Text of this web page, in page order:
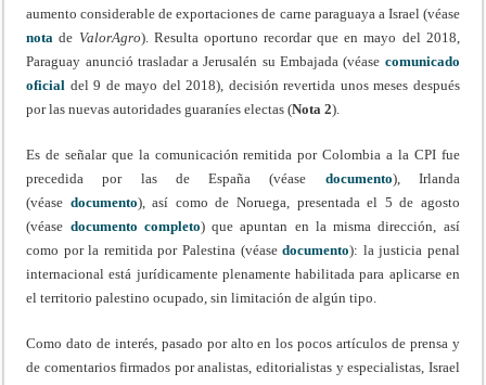
aumento considerable de exportaciones de carne paraguaya a Israel (véase
nota de ValorAgro). Resulta oportuno recordar que en mayo del 2018,
Paraguay anunció trasladar a Jerusalén su Embajada (véase comunicado
oficial del 9 de mayo del 2018), decisión revertida unos meses después
por las nuevas autoridades guaraníes electas (Nota 2).
Es de señalar que la comunicación remitida por Colombia a la CPI fue
precedida por las de España (véase documento), Irlanda
(véase documento), así como de Noruega, presentada el 5 de agosto
(véase documento completo) que apuntan en la misma dirección, así
como por la remitida por Palestina (véasedocumento): la justicia penal
internacional está jurídicamente plenamente habilitada para aplicarse en
el territorio palestino ocupado, sin limitación de algún tipo.
Como dato de interés, pasado por alto en los pocos artículos de prensa y
de comentarios firmados por analistas, editorialistas y especialistas, Israel